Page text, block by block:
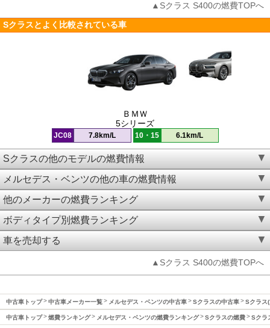
▲Sクラス S400の燃費TOPへ
Sクラスとよく比較されている車
ＢＭＷ
5シリーズ
JC08 7.8km/L 10・15 6.1km/L
Sクラスの他のモデルの燃費情報
メルセデス・ベンツの他の車の燃費情報
他のメーカーの燃費ランキング
ボディタイプ別燃費ランキング
車を売却する
▲Sクラス S400の燃費TOPへ
中古車トップ 中古車メーカー一覧 メルセデス・ベンツの中古車 Sクラスの中古車 Sクラス
中古車トップ 燃費ランキング メルセデス・ベンツの燃費ランキング Sクラスの燃費 Sクラ